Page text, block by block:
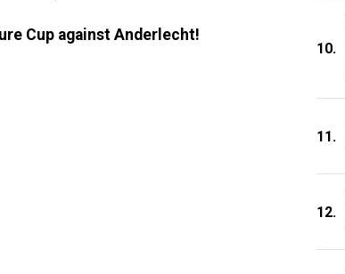
Cup against Anderlecht!
10.
11.
12.